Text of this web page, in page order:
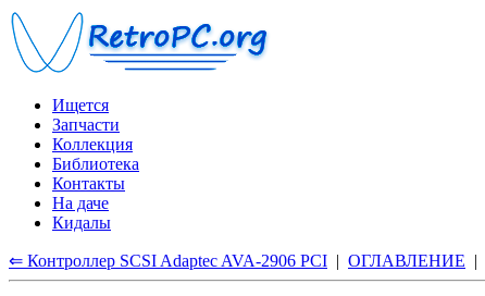
Ищется
Запчасти
Коллекция
Библиотека
Контакты
На даче
Кидалы
⇐ Контроллер SCSI Adaptec AVA-2906 PCI | ОГЛАВЛЕНИЕ |